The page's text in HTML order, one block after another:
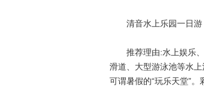
清音水上乐园一日游
推荐理由:水上娱乐、
滑道、大型游泳池等水
可谓暑假的“玩乐天堂”